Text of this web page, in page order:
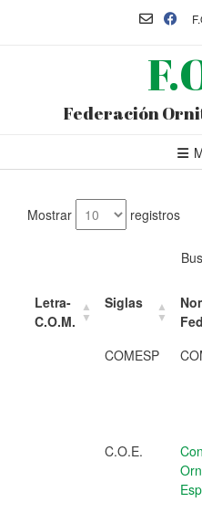
Federación
Mostrar registros
Letra-
C.O.M.
Siglas
COMESP
C.O.E.